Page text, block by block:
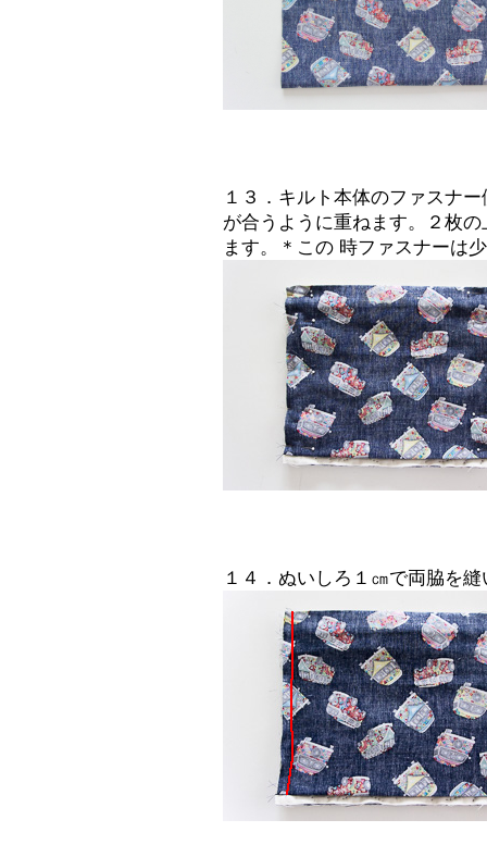
１３．キルト本体のファスナ
が合うように重ねます。２枚
ます。＊この 時ファスナーは
１４．ぬいしろ１㎝で両脇を